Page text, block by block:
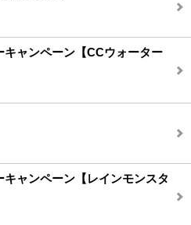
キャンペーン【CCウォーター
ャンペーン【レインモンスタ